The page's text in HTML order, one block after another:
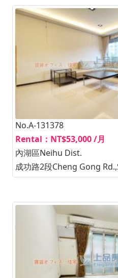
No.A-131378
Rental：NT$53,000 /月
內湖區Neihu Dist.
成功路2段Cheng Gong